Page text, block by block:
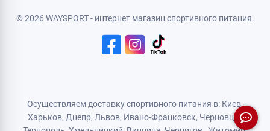
© 2026 WAYSPORT - интернет магазин спортивного питания.
Осуществляем доставку спортивного питания в: Киев,
Харьков, Днепр, Львов, Ивано-Франковск, Черновцы,